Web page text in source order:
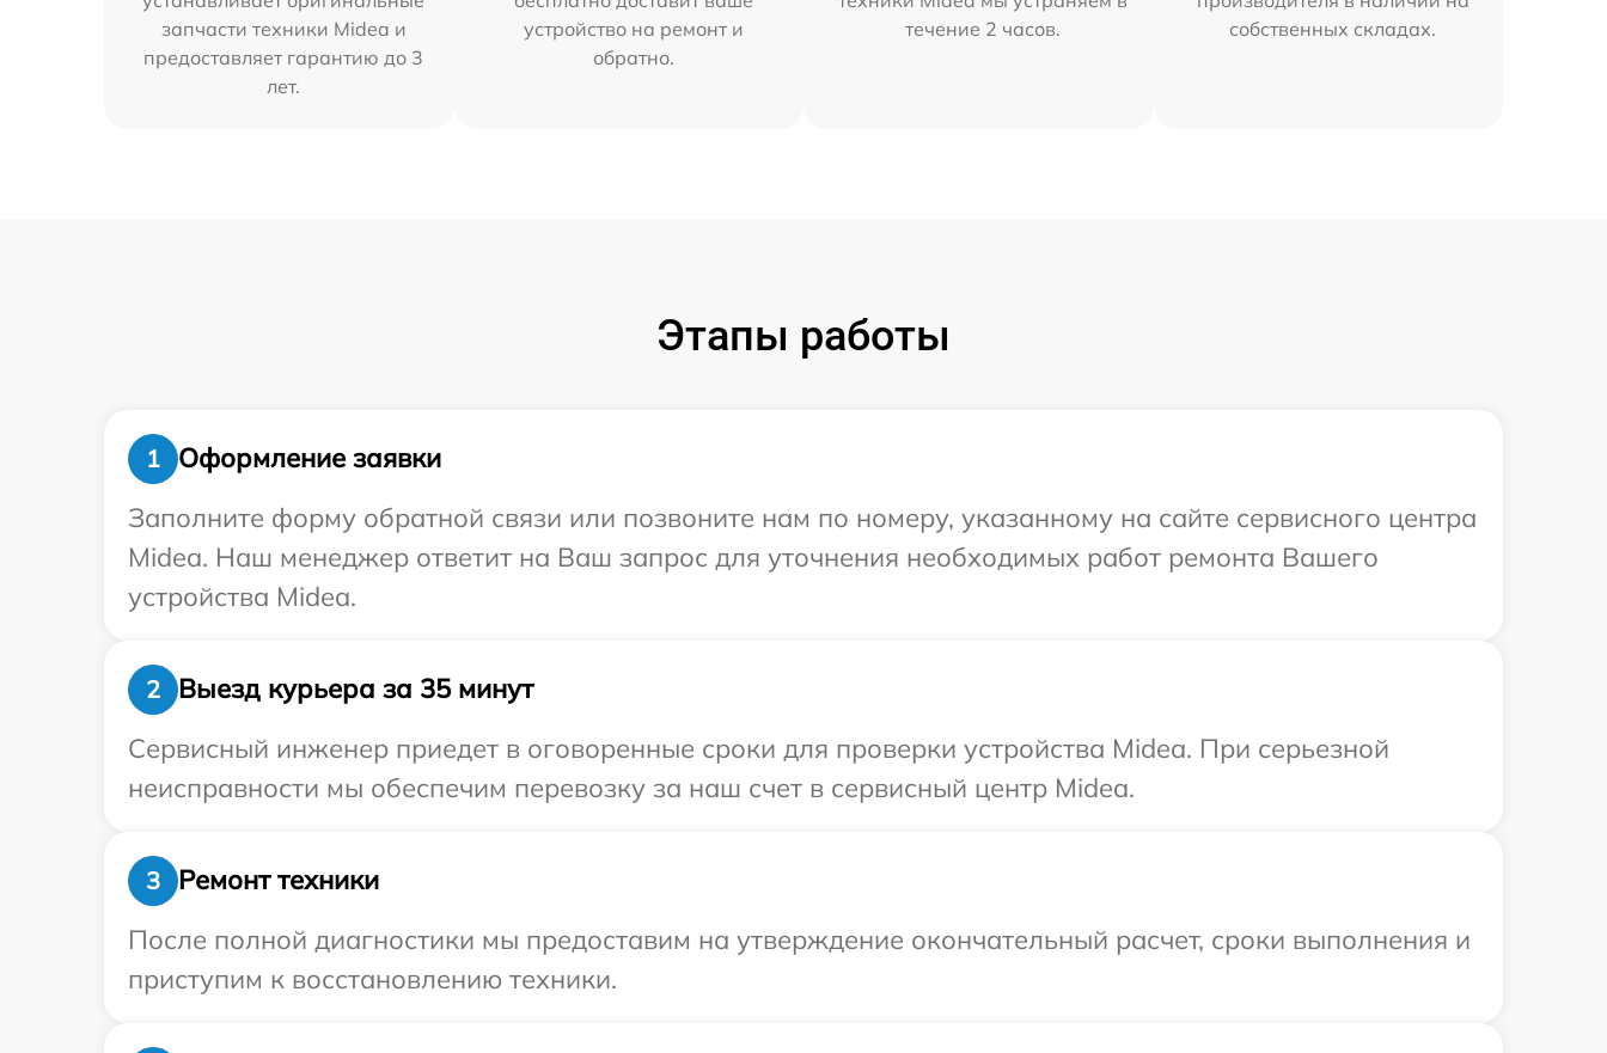
запчасти техники Midea и
предоставляет гарантию до 3
лет.
устройство на ремонт и
обратно.
течение 2 часов.
собственных складах.
Этапы работы
1
Оформление заявки
Заполните форму обратной связи или позвоните нам по номеру, указанному на сайте сервисного центра
Midea. Наш менеджер ответит на Ваш запрос для уточнения необходимых работ ремонта Вашего
устройства Midea.
2
Выезд курьера за 35 минут
Сервисный инженер приедет в оговоренные сроки для проверки устройства Midea. При серьезной
неисправности мы обеспечим перевозку за наш счет в сервисный центр Midea.
3
Ремонт техники
После полной диагностики мы предоставим на утверждение окончательный расчет, сроки выполнения и
приступим к восстановлению техники.